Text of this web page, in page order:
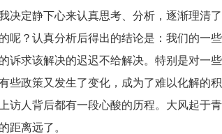
决定静下心来认真思考、分析，逐渐理清
呢？认真分析后得出的结论是：我们的一
诉求该解决的迟迟不给解决。特别是对一
些政策又发生了变化，成为了难以化解的
访人背后都有一段心酸的历程。大风起于
距离远了。